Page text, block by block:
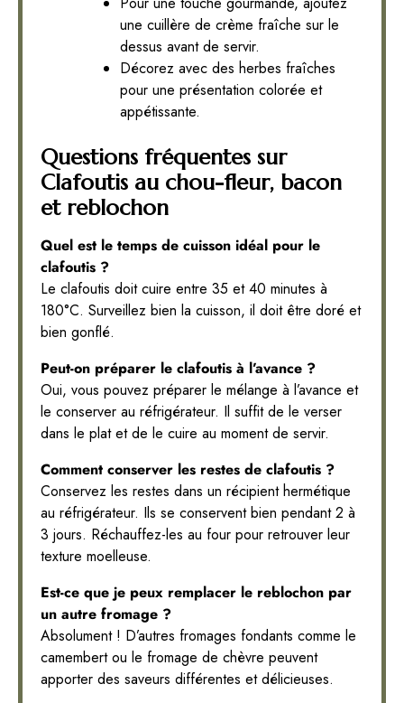
une cuillère de crème fraîche sur le
dessus avant de servir.
Décorez avec des herbes fraîches
pour une présentation colorée et
appétissante.
Questions fréquentes sur
Clafoutis au chou-fleur, bacon
et reblochon
Quel est le temps de cuisson idéal pour le
clafoutis ?
Le clafoutis doit cuire entre 35 et 40 minutes à
180°C. Surveillez bien la cuisson, il doit être doré et
bien gonflé.
Peut-on préparer le clafoutis à l’avance ?
Oui, vous pouvez préparer le mélange à l’avance et
le conserver au réfrigérateur. Il suffit de le verser
dans le plat et de le cuire au moment de servir.
Comment conserver les restes de clafoutis ?
Conservez les restes dans un récipient hermétique
au réfrigérateur. Ils se conservent bien pendant 2 à
3 jours. Réchauffez-les au four pour retrouver leur
texture moelleuse.
Est-ce que je peux remplacer le reblochon par
un autre fromage ?
Absolument ! D’autres fromages fondants comme le
camembert ou le fromage de chèvre peuvent
apporter des saveurs différentes et délicieuses.